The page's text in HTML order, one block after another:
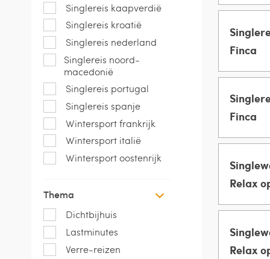
Singlereis kaapverdië
Singlereis kroatië
Singlereis nederland
Singlereis noord-
macedonië
Singlereis portugal
Singlereis spanje
Wintersport frankrijk
Wintersport italië
Wintersport oostenrijk
Thema
Dichtbijhuis
Lastminutes
Verre-reizen
MANNEN
Finca
MANNEN
Finca
MANNEN
Relax
MANNEN
Relax